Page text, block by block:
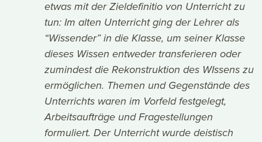
etwas mit der Zieldefinitio von Unterricht zu
tun: Im alten Unterricht ging der Lehrer als
“Wissender” in die Klasse, um seiner Klasse
dieses Wissen entweder transferieren oder
zumindest die Rekonstruktion des WIssens zu
ermöglichen. Themen und Gegenstände des
Unterrichts waren im Vorfeld festgelegt,
Arbeitsaufträge und Fragestellungen
formuliert. Der Unterricht wurde deistisch